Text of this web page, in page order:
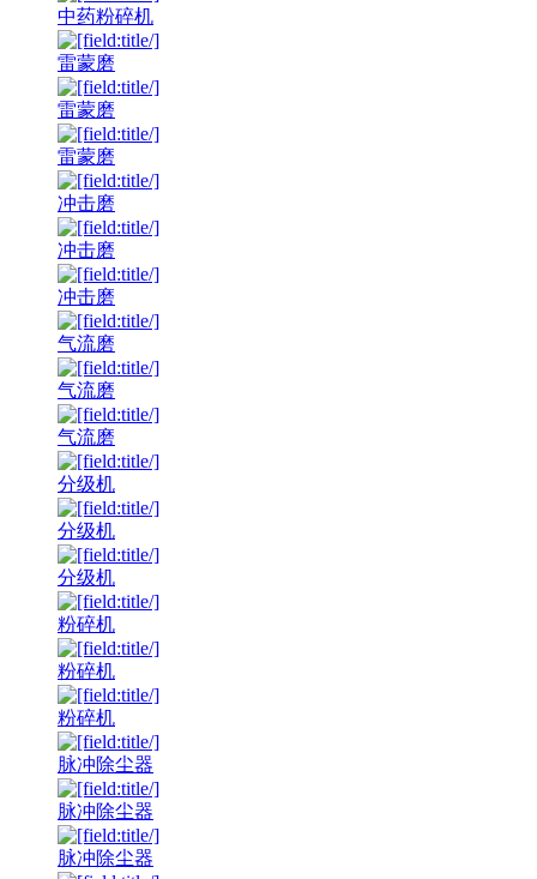
中药粉碎机
雷蒙磨
雷蒙磨
雷蒙磨
冲击磨
冲击磨
冲击磨
气流磨
气流磨
气流磨
分级机
分级机
分级机
粉碎机
粉碎机
粉碎机
脉冲除尘器
脉冲除尘器
脉冲除尘器